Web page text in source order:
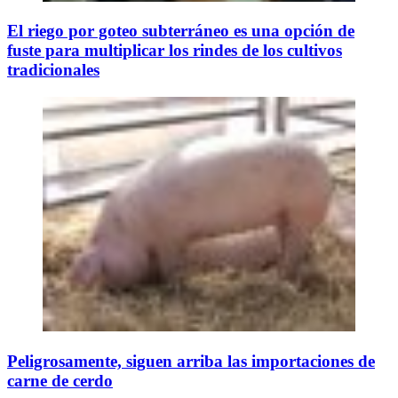
El riego por goteo subterráneo es una opción de
fuste para multiplicar los rindes de los cultivos
tradicionales
Peligrosamente, siguen arriba las importaciones de
carne de cerdo